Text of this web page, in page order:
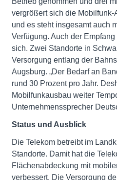
vergrößert sich die
und es steht insgesamt auch
Verfügung. Auch der
sich. Zwei Standorte in
Versorgung entlang der
Augsburg. „Der Bedarf an
rund 30 Prozent pro Jahr.
Mobilfunkausbau weiter
Unternehmenssprecher
Status und Ausblick
Die Telekom betreibt im
Standorte. Damit hat die
Flächenabdeckung mit
verbessert. Die Versorgung